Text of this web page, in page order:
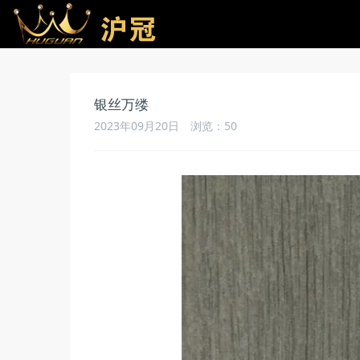
银丝万缕
2023年09月20日
浏览： 50